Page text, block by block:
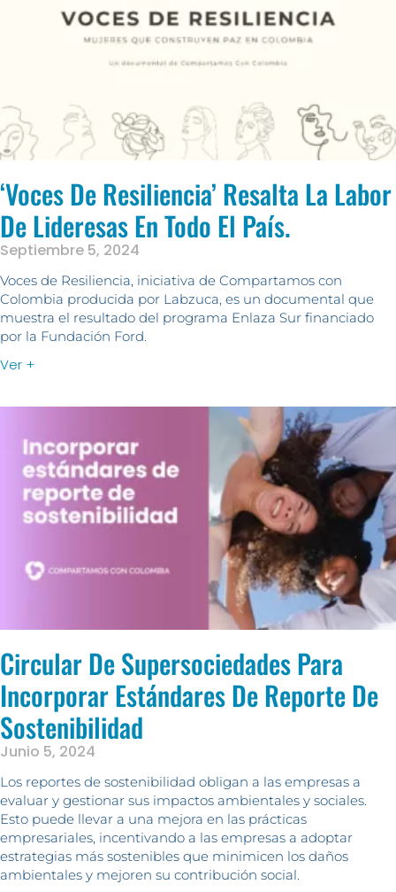
‘Voces De Resiliencia’ Resalta La Labor
De Lideresas En Todo El País.
Septiembre 5, 2024
Voces de Resiliencia, iniciativa de Compartamos con
Colombia producida por Labzuca, es un documental que
muestra el resultado del programa Enlaza Sur financiado
por la Fundación Ford.
Ver +
Circular De Supersociedades Para
Incorporar Estándares De Reporte De
Sostenibilidad
Junio 5, 2024
Los reportes de sostenibilidad obligan a las empresas a
evaluar y gestionar sus impactos ambientales y sociales.
Esto puede llevar a una mejora en las prácticas
empresariales, incentivando a las empresas a adoptar
estrategias más sostenibles que minimicen los daños
ambientales y mejoren su contribución social.